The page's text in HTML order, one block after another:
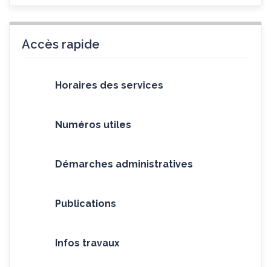
Accès rapide
Horaires des services
Numéros utiles
Démarches administratives
Publications
Infos travaux